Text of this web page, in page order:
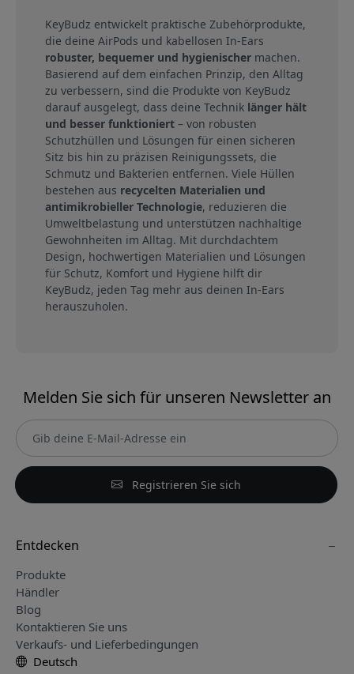
KeyBudz entwickelt praktische Zubehörprodukte,
die deine AirPods und kabellosen In-Ears
robuster, bequemer und hygienischer machen.
Basierend auf dem einfachen Prinzip, den Alltag
zu verbessern, sind die Produkte von KeyBudz
darauf ausgelegt, dass deine Technik länger hält
und besser funktioniert – von robusten
Schutzhüllen und Lösungen für einen sicheren
Sitz bis hin zu präzisen Reinigungssets, die
Schmutz und Bakterien entfernen. Viele Hüllen
bestehen aus recycelten Materialien und
antimikrobieller Technologie, reduzieren die
Umweltbelastung und unterstützen nachhaltige
Gewohnheiten im Alltag. Mit durchdachtem
Design, hochwertigen Materialien und Lösungen
für Schutz, Komfort und Hygiene hilft dir
KeyBudz, jeden Tag mehr aus deinen In-Ears
herauszuholen.
Melden Sie sich für unseren Newsletter an
Registrieren Sie sich
Entdecken
Produkte
Händler
Blog
Kontaktieren Sie uns
Verkaufs- und Lieferbedingungen
Deutsch